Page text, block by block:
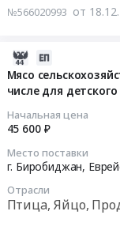
№566020993 от
Мясо
числе для
Начальная цена
45 600 ₽
Место поставки
г. Биробиджан,
Отрасли
Птица, Яйцо,